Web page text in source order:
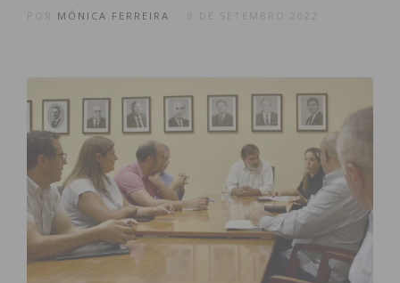
MÓNICA FERREIRA 8 DE SETEMBRO 2022